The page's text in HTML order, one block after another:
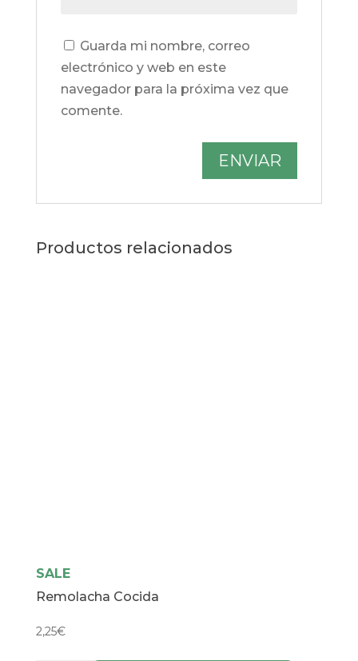
Guarda mi nombre, correo
electrónico y web en este
navegador para la próxima vez que
comente.
Productos relacionados
SALE
Remolacha Cocida
2,25€